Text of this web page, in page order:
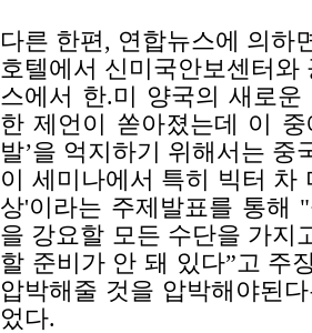
다른 한편, 연합뉴스에 의하
호텔에서 신미국안보센터
스에서 한.미 양국의 새로
한 제언이 쏟아졌는데 이
발’을 억지하기 위해서는
이 세미나에서 특히 빅터 차
상'이라는 주제발표를 통해
을 강요할 모든 수단을 가지
할 준비가 안 돼 있다”고 주
압박해줄 것을 압박해야된
었다.